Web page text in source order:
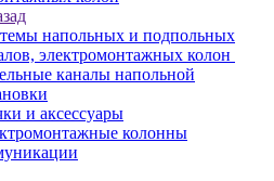
напольных и подпольных
электромонтажных колон
каналы напольной
и аксессуары
колонны